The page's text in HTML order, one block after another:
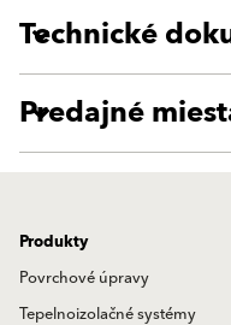
Technické
Predajné
Produkty
Povrchové úpravy
Tepelnoizolačné systémy